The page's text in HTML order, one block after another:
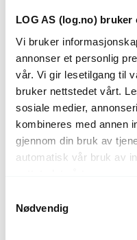
LOG AS (log.no) bruker
Vi bruker
annonser et personlig
vår. Vi gir lesetilgang til
bruker nettstedet vårt.
sosiale medier,
kombineres med annen
gjennom din bruk av
automatisk vår bruk av
Nødvendig
Kunder så
UTEN POWERPACK